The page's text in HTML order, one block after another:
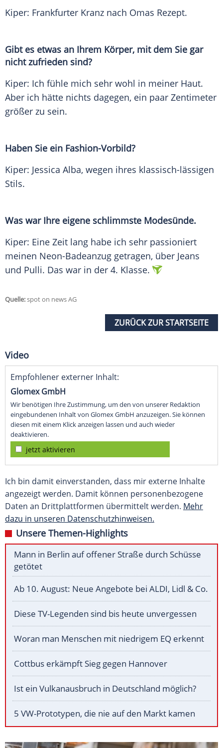
Kiper: Frankfurter Kranz nach Omas Rezept.
Gibt es etwas an Ihrem Körper, mit dem Sie gar
nicht zufrieden sind?
Kiper: Ich fühle mich sehr wohl in meiner Haut.
Aber ich hätte nichts dagegen, ein paar Zentimeter
größer zu sein.
Haben Sie ein Fashion-Vorbild?
Kiper: Jessica Alba, wegen ihres klassisch-lässigen
Stils.
Was war Ihre eigene schlimmste Modesünde.
Kiper: Eine Zeit lang habe ich sehr passioniert
meinen Neon-Badeanzug getragen, über Jeans
und Pulli. Das war in der 4. Klasse.
Quelle:spot on news AG
ZURÜCK ZUR STARTSEITE
Video
Empfohlener externer Inhalt:
Glomex GmbH
Wir benötigen Ihre Zustimmung, um den von unserer Redaktion
eingebundenen Inhalt von Glomex GmbH anzuzeigen. Sie können
diesen mit einem Klick anzeigen lassen und auch wieder
deaktivieren.
jetzt aktivieren
Ich bin damit einverstanden, dass mir externe Inhalte
angezeigt werden. Damit können personenbezogene
Daten an Drittplattformen übermittelt werden. Mehr
dazu in unseren Datenschutzhinweisen.
Unsere Themen-Highlights
Mann in Berlin auf offener Straße durch Schüsse
getötet
Ab 10. August: Neue Angebote bei ALDI, Lidl & Co.
Diese TV-Legenden sind bis heute unvergessen
Woran man Menschen mit niedrigem EQ erkennt
Cottbus erkämpft Sieg gegen Hannover
Ist ein Vulkanausbruch in Deutschland möglich?
5 VW-Prototypen, die nie auf den Markt kamen